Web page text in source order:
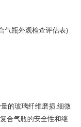
气瓶外观检查评估表)
的玻璃纤维磨损.细微
合气瓶的安全性和继